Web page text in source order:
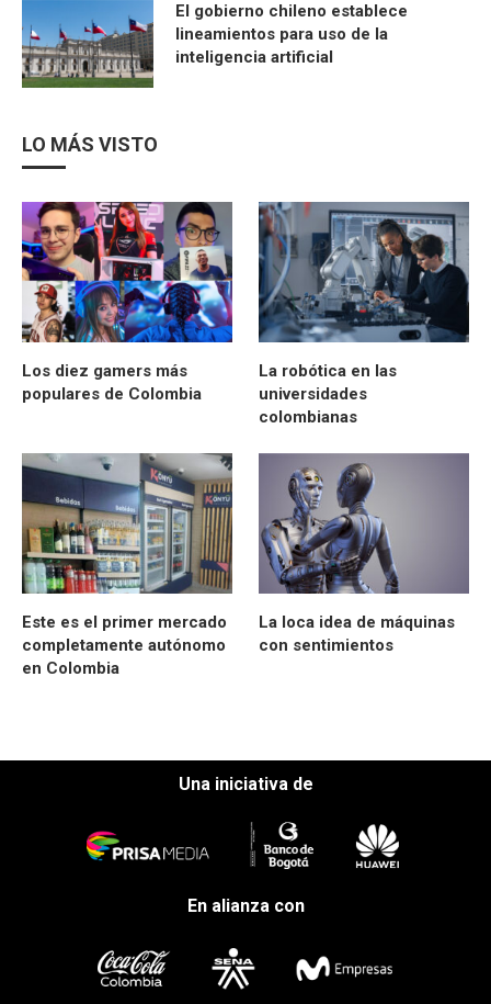
El gobierno chileno establece
lineamientos para uso de la
inteligencia artificial
LO MÁS VISTO
Los diez gamers más
populares de Colombia
La robótica en las
universidades
colombianas
Este es el primer mercado
completamente autónomo
en Colombia
La loca idea de máquinas
con sentimientos
Una iniciativa de
En alianza con